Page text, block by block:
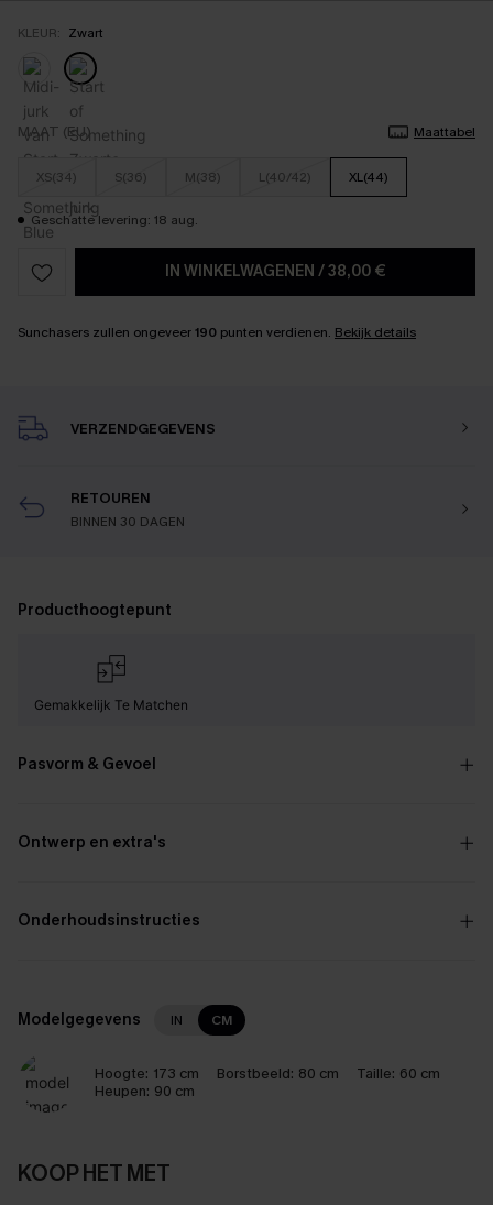
KLEUR: Zwart
MAAT (EU) Maattabel
XS(34) S(36) M(38) L(40/42) XL(44)
Geschatte levering: 18 aug.
IN WINKELWAGENEN /38,00 €
Sunchasers zullen ongeveer190 punten verdienen. Bekijk details
VERZENDGEGEVENS
RETOUREN
BINNEN 30 DAGEN
Producthoogtepunt
Gemakkelijk Te Matchen
Pasvorm & Gevoel
Ontwerp en extra's
Onderhoudsinstructies
Modelgegevens IN CM
Hoogte: 173 cm Borstbeeld: 80 cm Taille: 60 cm
Heupen: 90 cm
KOOP HET MET